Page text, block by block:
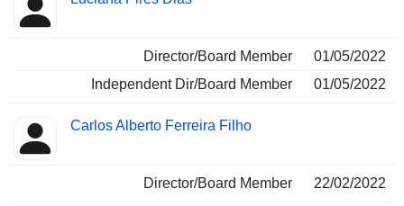
Director/Board Member
01/05/2022
Independent Dir/Board Member
01/05/2022
Carlos Alberto Ferreira Filho
Director/Board Member 22/02/2022